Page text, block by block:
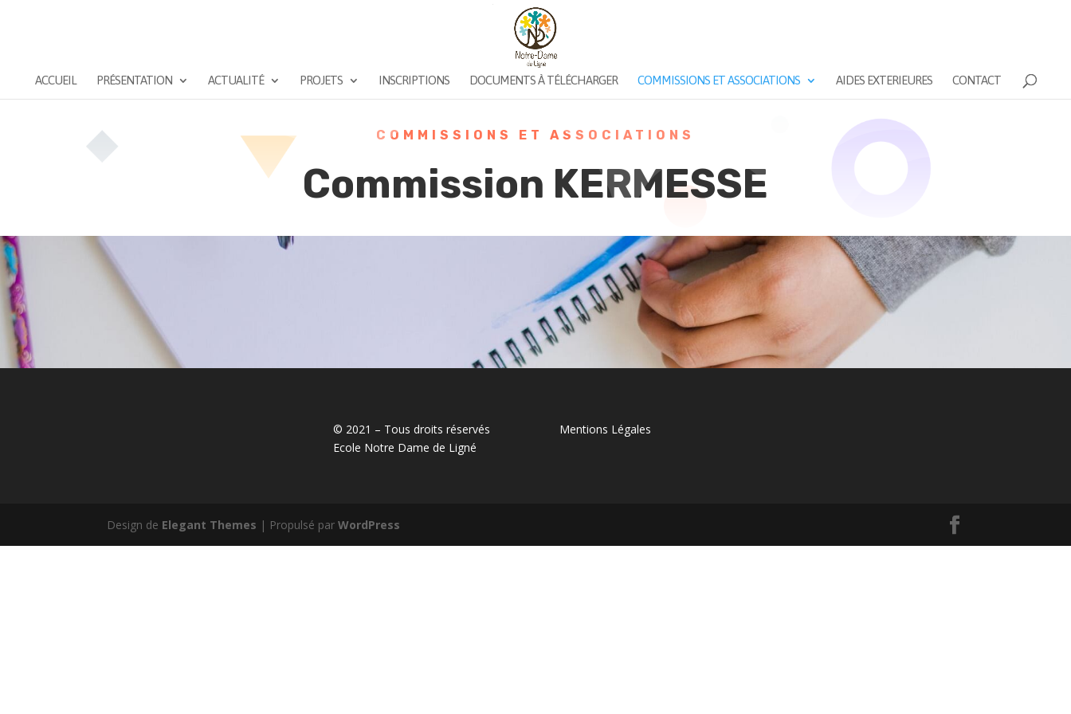
ACCUEIL PRÉSENTATION ACTUALITÉ PROJETS INSCRIPTIONS DOCUMENTS À TÉLÉCHARGER COMMISSIONS ET ASSOCIATIONS AIDES EXTERIEURES CONTACT
COMMISSIONS ET ASSOCIATIONS
Commission KERMESSE
© 2021 – Tous droits réservés
Ecole Notre Dame de Ligné
Mentions Légales
Design de Elegant Themes | Propulsé parWordPress